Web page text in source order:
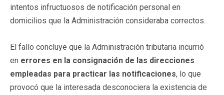
intentos infructuosos de notificación personal en
domicilios que la Administración consideraba correctos.
El fallo concluye que la Administración tributaria incurrió
en errores en la consignación de las direcciones
empleadas para practicar las notificaciones, lo que
provocó que la interesada desconociera la existencia de